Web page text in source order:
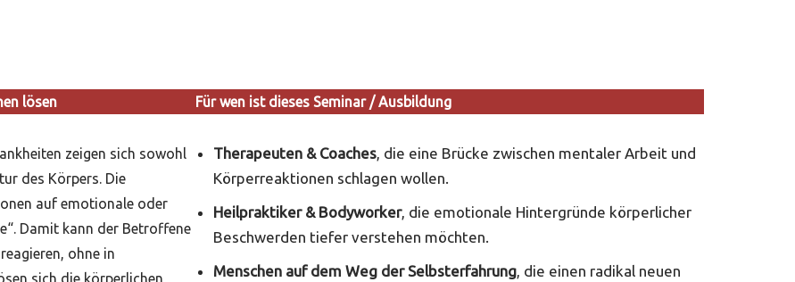
lösen
zeigen sich sowohl
des Körpers. Die
auf emotionale oder
Damit kann der Betroffene
ohne in
sich die körperlichen
Für wen ist dieses Seminar / Ausbildung
Therapeuten & Coaches, die eine Brücke zwischen mentaler Arbeit und
Körperreaktionen schlagen wollen.
Heilpraktiker & Bodyworker, die emotionale Hintergründe körperlicher
Beschwerden tiefer verstehen möchten.
Menschen auf dem Weg der Selbsterfahrung, die einen radikal neuen